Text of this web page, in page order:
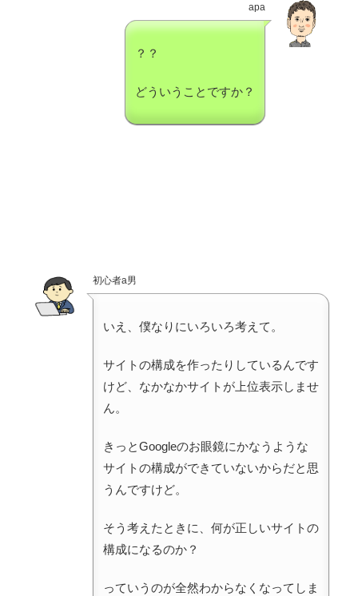
apa
？？
どういうことですか？
初心者a男
いえ、僕なりにいろいろ考えて。
サイトの構成を作ったりしているんです
けど、なかなかサイトが上位表示しませ
ん。
きっとGoogleのお眼鏡にかなうような
サイトの構成ができていないからだと思
うんですけど。
そう考えたときに、何が正しいサイトの
構成になるのか？
っていうのが全然わからなくなってしま